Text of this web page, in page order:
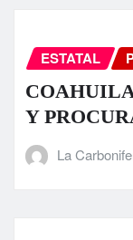
ESTATAL
Y
La